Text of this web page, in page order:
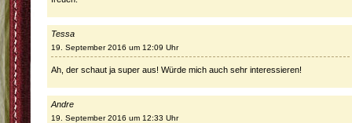
Tessa
19. September 2016 um 12:09 Uhr
Ah, der schaut ja super aus! Würde mich auch sehr interessieren!
Andre
19. September 2016 um 12:33 Uhr